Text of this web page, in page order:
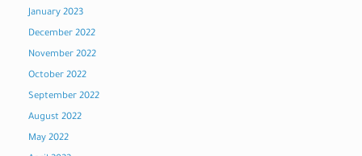
January 2023
December 2022
November 2022
October 2022
September 2022
August 2022
May 2022